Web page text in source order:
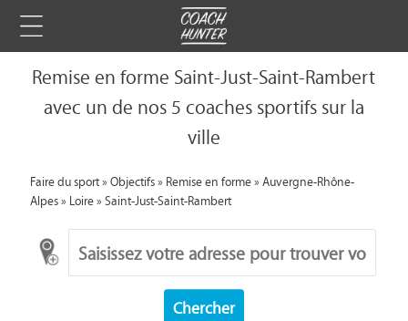
Remise en forme Saint-Just-Saint-Rambert
avec un de nos 5 coaches sportifs sur la
ville
Faire du sport»Objectifs»Remise en forme»Auvergne-Rhône-
Alpes»Loire»Saint-Just-Saint-Rambert
Chercher